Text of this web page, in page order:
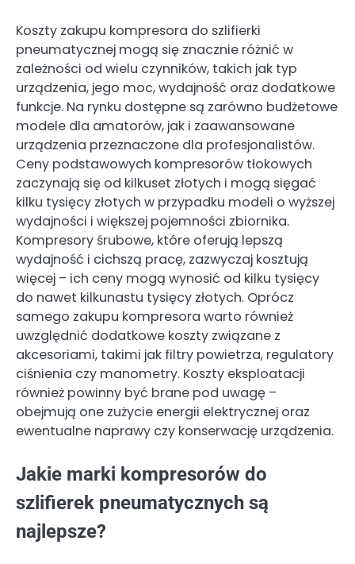
Koszty zakupu kompresora do szlifierki
pneumatycznej mogą się znacznie różnić w
zależności od wielu czynników, takich jak typ
urządzenia, jego moc, wydajność oraz dodatkowe
funkcje. Na rynku dostępne są zarówno budżetowe
modele dla amatorów, jak i zaawansowane
urządzenia przeznaczone dla profesjonalistów.
Ceny podstawowych kompresorów tłokowych
zaczynają się od kilkuset złotych i mogą sięgać
kilku tysięcy złotych w przypadku modeli o wyższej
wydajności i większej pojemności zbiornika.
Kompresory śrubowe, które oferują lepszą
wydajność i cichszą pracę, zazwyczaj kosztują
więcej – ich ceny mogą wynosić od kilku tysięcy
do nawet kilkunastu tysięcy złotych. Oprócz
samego zakupu kompresora warto również
uwzględnić dodatkowe koszty związane z
akcesoriami, takimi jak filtry powietrza, regulatory
ciśnienia czy manometry. Koszty eksploatacji
również powinny być brane pod uwagę –
obejmują one zużycie energii elektrycznej oraz
ewentualne naprawy czy konserwację urządzenia.
Jakie marki kompresorów do
szlifierek pneumatycznych są
najlepsze?